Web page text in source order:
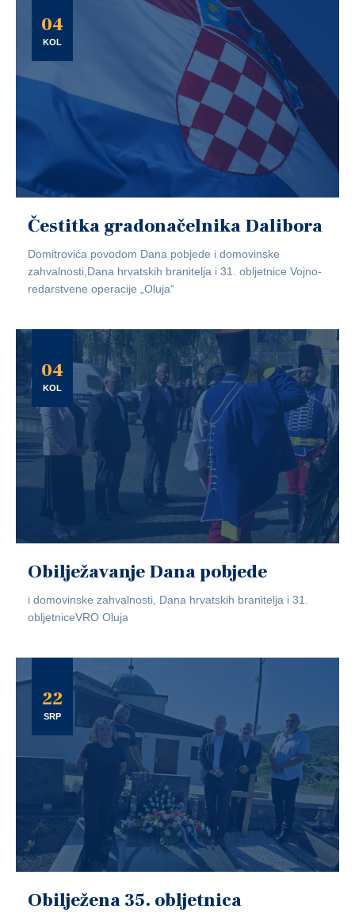
04
KOL
Čestitka gradonačelnika Dalibora
Domitrovića povodom Dana pobjede i domovinske
zahvalnosti,Dana hrvatskih branitelja i 31. obljetnice Vojno-
redarstvene operacije „Oluja“
04
KOL
Obilježavanje Dana pobjede
i domovinske zahvalnosti, Dana hrvatskih branitelja i 31.
obljetniceVRO Oluja
22
SRP
Obilježena 35. obljetnica